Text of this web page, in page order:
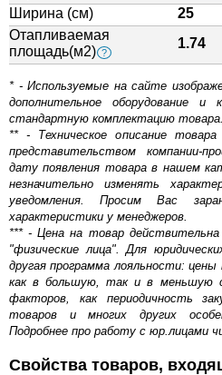
Ширина (см)
25
Отапливаемая
площадь(м2) ?
1.74
* - Используемые на сайте
дополнительное оборудование
стандартную комплектацию товара.
** - Техническое описание
представительством компании-
дату появления товара в нашем
незначительно изменять
уведомления. Просим Вас
характеристики у менеджеров.
*** - Цена на товар
"физические лица". Для
другая программа лояльности:
как в большую, так и в меньшую
факторов, как периодичность
товаров и многих других
Подробнее про работу с юр.лицами
Свойства товаров,